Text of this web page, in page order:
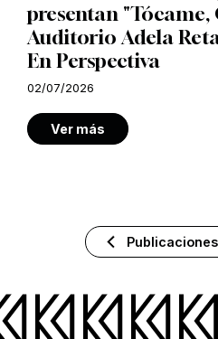
presentan
Auditorio Adela
En Perspectiva
02/07/2026
Ver más